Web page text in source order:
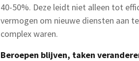
40-50%. Deze leidt niet alleen tot
vermogen om nieuwe diensten aan
complex waren.
Beroepen blijven, taken